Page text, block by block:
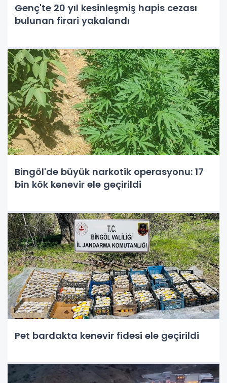
Genç'te 20 yıl kesinleşmiş hapis cezası
bulunan firari yakalandı
Bingöl'de büyük narkotik operasyonu: 17
bin kök kenevir ele geçirildi
Pet bardakta kenevir fidesi ele geçirildi